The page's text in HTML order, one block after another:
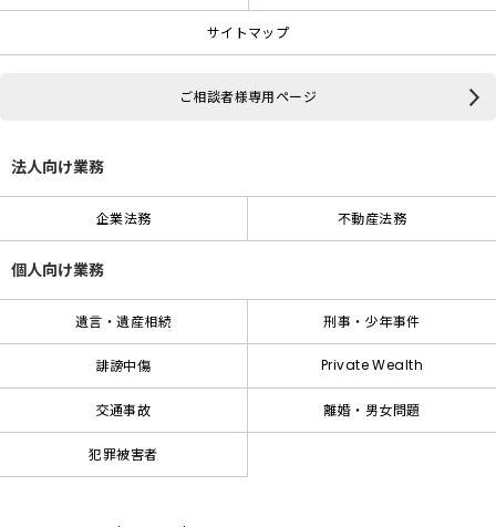
サイトマップ
ご相談者様専用ページ
法人向け業務
企業法務 不動産法務
個人向け業務
遺言・遺産相続 刑事・少年事件
誹謗中傷 Private Wealth
交通事故 離婚・男女問題
犯罪被害者